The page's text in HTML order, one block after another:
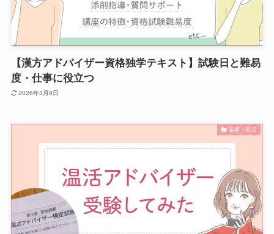
【漢方アドバイザー資格独学テキスト】試験日と難易
度・仕事に役立つ
2026年3月8日
薬膳・温活